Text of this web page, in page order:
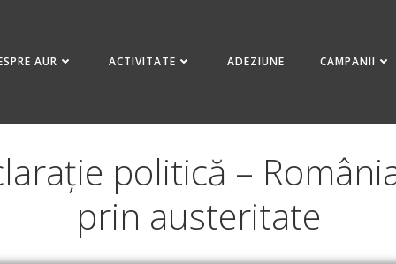
AUR ACTIVITATE ADEZIUNE CAMPANII
politică –
prin austeritate